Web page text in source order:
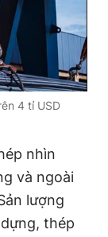
4 tỉ USD
nhìn
và ngoài
lượng
thép